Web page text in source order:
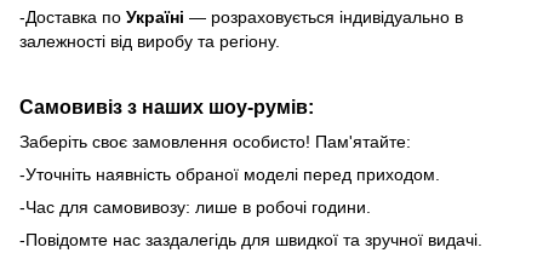
-Доставка по Україні — розраховується індивідуально в
залежності від виробу та регіону.
Самовивіз з наших шоу-румів:
Заберіть своє замовлення особисто! Пам'ятайте:
-Уточніть наявність обраної моделі перед приходом.
-Час для самовивозу: лише в робочі години.
-Повідомте нас заздалегідь для швидкої та зручної видачі.